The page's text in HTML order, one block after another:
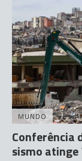
MUNDO
Conferência
sismo